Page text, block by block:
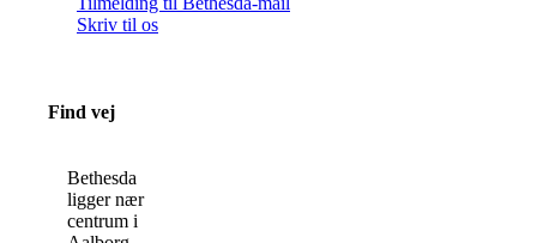
Skriv til os
Find vej
Bethesda
ligger nær
centrum i